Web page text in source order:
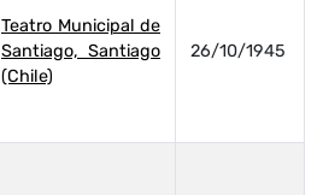
Teatro Municipal de
Santiago, Santiago
(Chile)
26/10/1945